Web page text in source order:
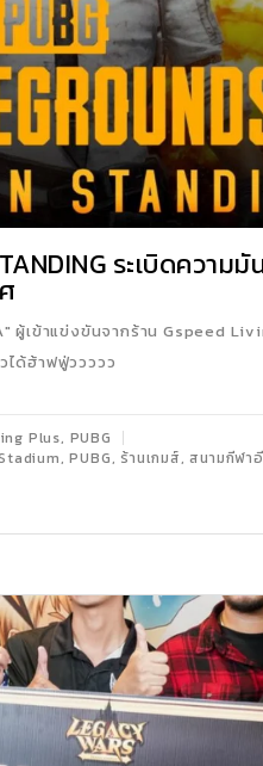
ระเบิดควา
ผู้เข้าแข่งขันจากร้าน Gspeed
ได้ฮ้าฟฟู่ววววว
Plus, PUBG
,PUBG, ร้านเกมส์, สนามกีฬา